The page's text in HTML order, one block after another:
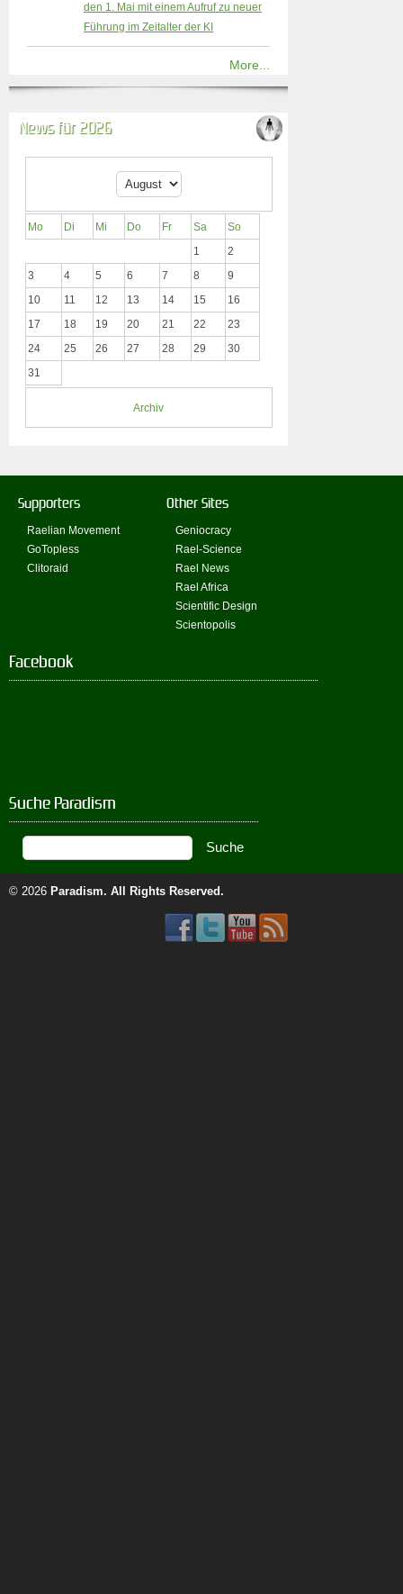
den 1. Mai mit einem Aufruf zu neuer
Führung im Zeitalter der KI
More...
News für 2026
Mo Di Mi Do Fr Sa
So
1
2
3
4 5 6 7 8
9
10
11 12 13 14 15
16
17
18 19 20 21 22
23
24
25 26 27 28 29
30
31
Archiv
Supporters
Raelian Movement
GoTopless
Clitoraid
Other Sites
Geniocracy
Rael-Science
Rael News
Rael Africa
Scientific Design
Scientopolis
Facebook
Suche Paradism
© 2026 Paradism. All Rights Reserved.